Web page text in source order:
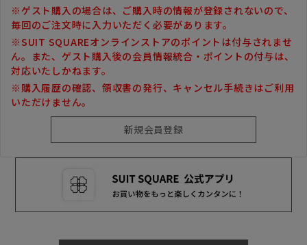
※ゲスト購入の場合は、ご購入時の情報が登録されないので、
毎回のご注文時に入力いただく必要があります。
※SUIT SQUAREオンラインストアのポイントは付与されませ
ん。また、ゲスト購入後の会員情報統合・ポイントの付与は、
対応いたしかねます。
※購入履歴の確認、領収書の発行、キャンセル手続きはご利用
いただけません。